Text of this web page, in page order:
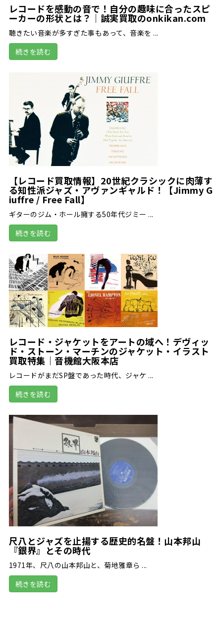
レコードを感動の音で！自分の趣味に合ったスピ
ーカーの形状とは？｜誠実買取のonkikan.com
聴きたい音楽が多すぎた事もあって、音楽を ...
続きを読む
【レコード買取情報】20世紀クラシックに肉薄す
る知性派ジャズ・アヴァンギャルド！【Jimmy G
iuffre / Free Fall】
ギターのジム・ホール擁する50年代ジミー ...
続きを読む
レコード・ジャケットをアートの域へ！デヴィッ
ド・ストーン・マーチンのジャケット・イラスト
買取特集｜音機館大阪本店
レコードがまだSP盤であった時代、ジャケ ...
続きを読む
尺八とジャズを止揚する歴史的名盤！山本邦山
『銀界』とその時代
1971年、尺八の山本邦山と、菊地雅章ら ...
続きを読む